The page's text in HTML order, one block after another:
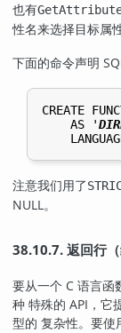
也有
性名来选择目标属性
下面的命令声明
CREATE
    AS '
注意我们用了
NULL。
38.10.7. 返回行（
要从一个 C 语言函
种 特殊的 API，它
型的 复杂性。要使